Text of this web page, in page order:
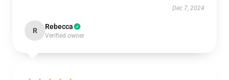
Dec 7, 2024
R Rebecca
Verified owner